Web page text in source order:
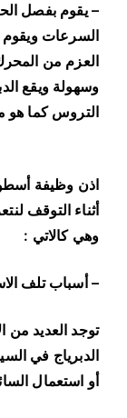
– يقوم بفصل
السرعات ويقوم
العزم من
وسهولة ويقع
التروس كما هو
اذن وظيفة
أثناء التوقف
وهي كالاتي :
– أسباب تلف
توجد العديد من
الدبرياج في
أو استعمال